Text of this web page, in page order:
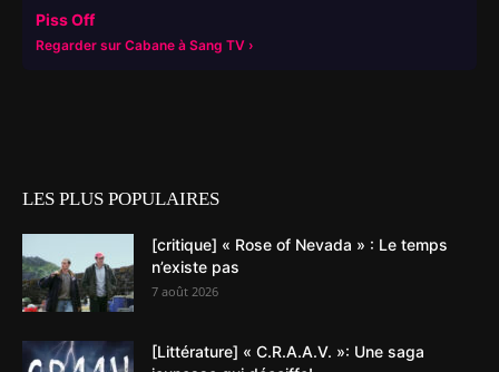
Piss Off
Regarder sur Cabane à Sang TV
LES PLUS POPULAIRES
[critique] « Rose of Nevada » : Le temps
n’existe pas
7 août 2026
[Littérature] « C.R.A.A.V. »: Une saga